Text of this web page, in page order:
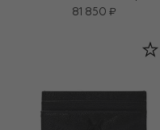
81 850 ₽